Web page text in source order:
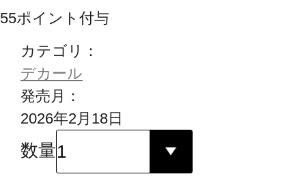
55ポイント付与
カテゴリ：
デカール
発売月：
2026年2月18日
数量